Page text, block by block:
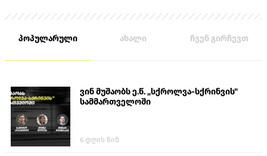
პოპულარული ახალი ჩვენ გირჩევთ
ვინ მუშაობს ე.წ. „სქროლვა-სქრინვის"
სამმართველოში
6 დღის წინ